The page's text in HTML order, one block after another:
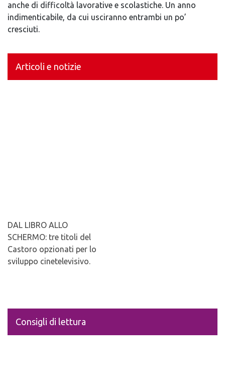
anche di difficoltà lavorative e scolastiche. Un anno
indimenticabile, da cui usciranno entrambi un po’
cresciuti.
Articoli e notizie
DAL LIBRO ALLO
SCHERMO: tre titoli del
Castoro opzionati per lo
sviluppo cinetelevisivo.
Consigli di lettura